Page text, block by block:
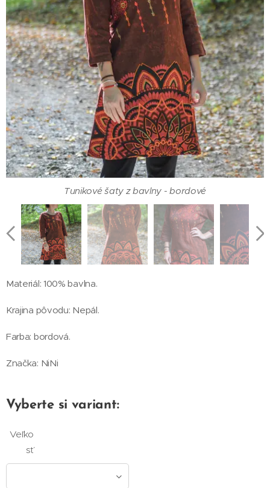
Tunikové šaty z bavlny - bordové
Tunikové šaty z bavlny - modré
Tunikové šaty z bavlny - zelené
Tunikové šaty z bavlny - šedé
Materiál: 100% bavlna.
Krajina pôvodu: Nepál.
Farba: bordová.
Značka: NiNi
Vyberte si variant:
Veľko
sť